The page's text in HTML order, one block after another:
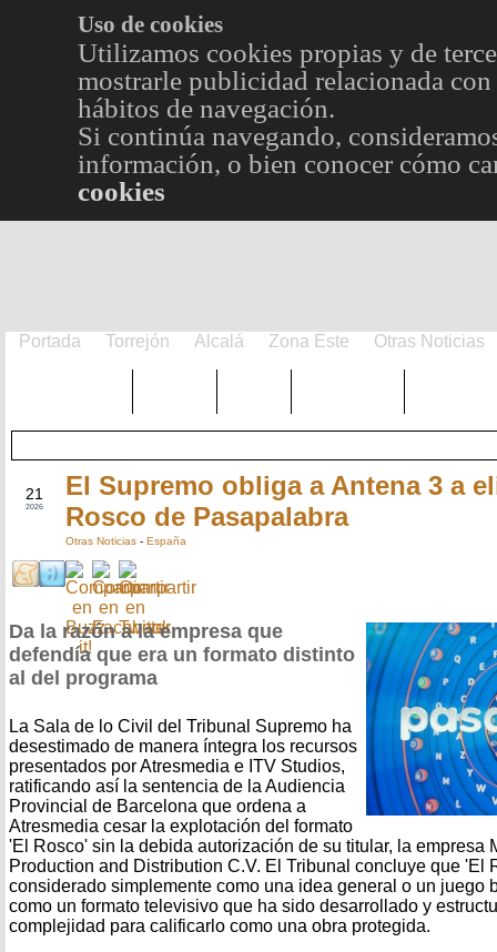
Uso de cookies
Utilizamos cookies propias y de
mostrarle publicidad relacionada
hábitos de navegación.
Si continúa navegando,
información, o bien conocer cómo
cookies
Portada Torrejón Alcalá Zona Este Otras Noticias
21
2026
El Supremo obliga a Antena 3 a
Rosco de Pasapalabra
Otras Noticias - España
Da la razón a la empresa que
defendía que era un formato distinto
al del programa
La Sala de lo Civil del Tribunal Supremo ha
desestimado de manera íntegra los recursos
presentados por Atresmedia e ITV Studios,
ratificando así la sentencia de la Audiencia
Provincial de Barcelona que ordena a
Atresmedia cesar la explotación del formato
'El Rosco' sin la debida autorización de su titular, la empresa
Production and Distribution C.V. El Tribunal concluye que 'El
considerado simplemente como una idea general o un juego
como un formato televisivo que ha sido desarrollado y
complejidad para calificarlo como una obra protegida.